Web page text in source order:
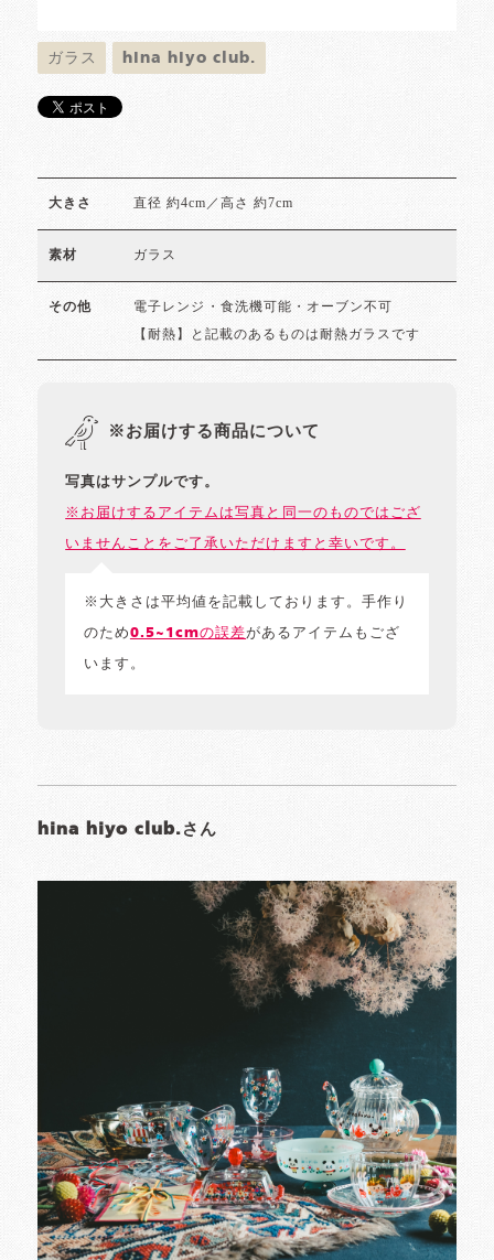
ガラス hina hiyo club.
大きさ 直径 約4cm／高さ 約7cm
素材 ガラス
その他 電子レンジ・食洗機可能・オーブン不可
【耐熱】と記載のあるものは耐熱ガラスです
※お届けする商品について
写真はサンプルです。
※お届けするアイテムは写真と同一のものではござ
いませんことをご了承いただけますと幸いです。
※大きさは平均値を記載しております。手作り
のため0.5~1cmの誤差があるアイテムもござ
います。
hina hiyo club.さん